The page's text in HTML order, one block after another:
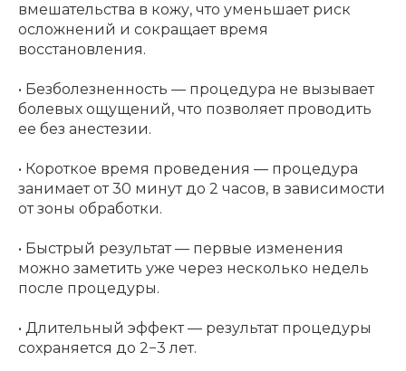
вмешательства в кожу, что уменьшает риск
осложнений и сокращает время
восстановления.
• Безболезненность — процедура не вызывает
болевых ощущений, что позволяет проводить
ее без анестезии.
• Короткое время проведения — процедура
занимает от 30 минут до 2 часов, в зависимости
от зоны обработки.
• Быстрый результат — первые изменения
можно заметить уже через несколько недель
после процедуры.
• Длительный эффект — результат процедуры
сохраняется до 2−3 лет.